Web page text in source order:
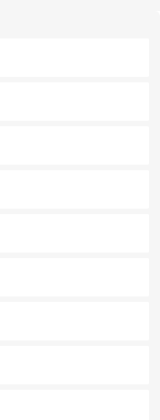
の風情を楽しめる外せないスポット